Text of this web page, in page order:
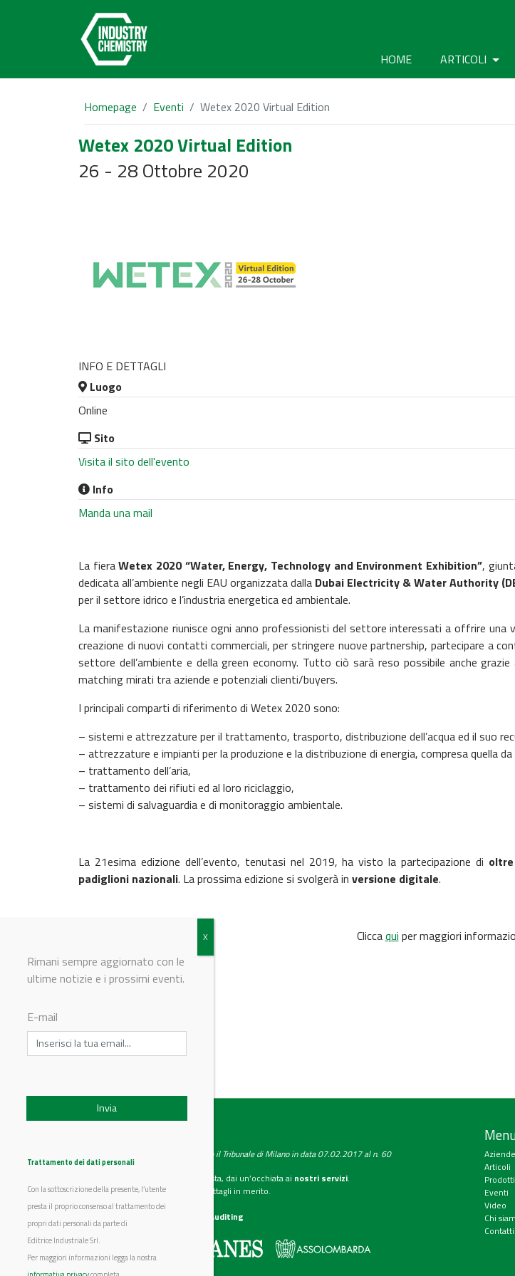
HOME ARTICOLI
Homepage Eventi Wetex 2020 Virtual Edition
Wetex 2020 Virtual Edition
26 - 28 Ottobre 2020
INFO E DETTAGLI
Luogo
Online
Sito
Visita il sito dell'evento
Info
Manda una mail
La fieraWetex 2020 “Water, Energy, Technology and Environment Exhibition”,
dedicata all’ambiente negli EAU organizzata dalla Dubai Electricity & Water Authority
per il settore idrico e l’industria energetica ed ambientale.
La manifestazione riunisce ogni anno professionisti del settore interessati a offrire
creazione di nuovi contatti commerciali, per stringere nuove partnership, partecipare a
settore dell’ambiente e della green economy. Tutto ciò sarà reso possibile anche
matching mirati tra aziende e potenziali clienti/buyers.
I principali comparti di riferimento di Wetex 2020 sono:
– sistemi e attrezzature per il trattamento, trasporto, distribuzione dell’acqua ed il suo
– attrezzature e impianti per la produzione e la distribuzione di energia, compresa quella
– trattamento dell’aria,
– trattamento dei rifiuti ed al loro riciclaggio,
– sistemi di salvaguardia e di monitoraggio ambientale.
La 21esima edizione dell’evento, tenutasi nel 2019, ha visto la partecipazione di
padiglioni nazionali. La prossima edizione si svolgerà in versione digitale.
Cliccaqui per maggiori
© Riproduzione riservata
Testata giornalistica registrata presso il Tribunale di Milano in data 07.02.2017 al n. 60
Se vuoi diventare nostro inserzionista, dai un’occhiata ai nostri servizi.
Scarica il mediakitper maggiori dettagli in merito.
CSST WebAuditing
Editrice Industriale è associata a:
Aziende
Articoli
Prodotti
Eventi
Video
Chi
Contatti
Rimani sempre aggiornato con le
ultime notizie e i prossimi eventi.
E-mail
Trattamento dei dati personali
Con la sottoscrizione della presente, l’utente
presta il proprio consenso al trattamento dei
propri dati personali da parte di
Editrice Industriale Srl.
Per maggiori informazioni legga la nostra